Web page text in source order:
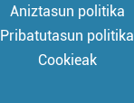
Aniztasun politika
Pribatutasun politika
Cookieak